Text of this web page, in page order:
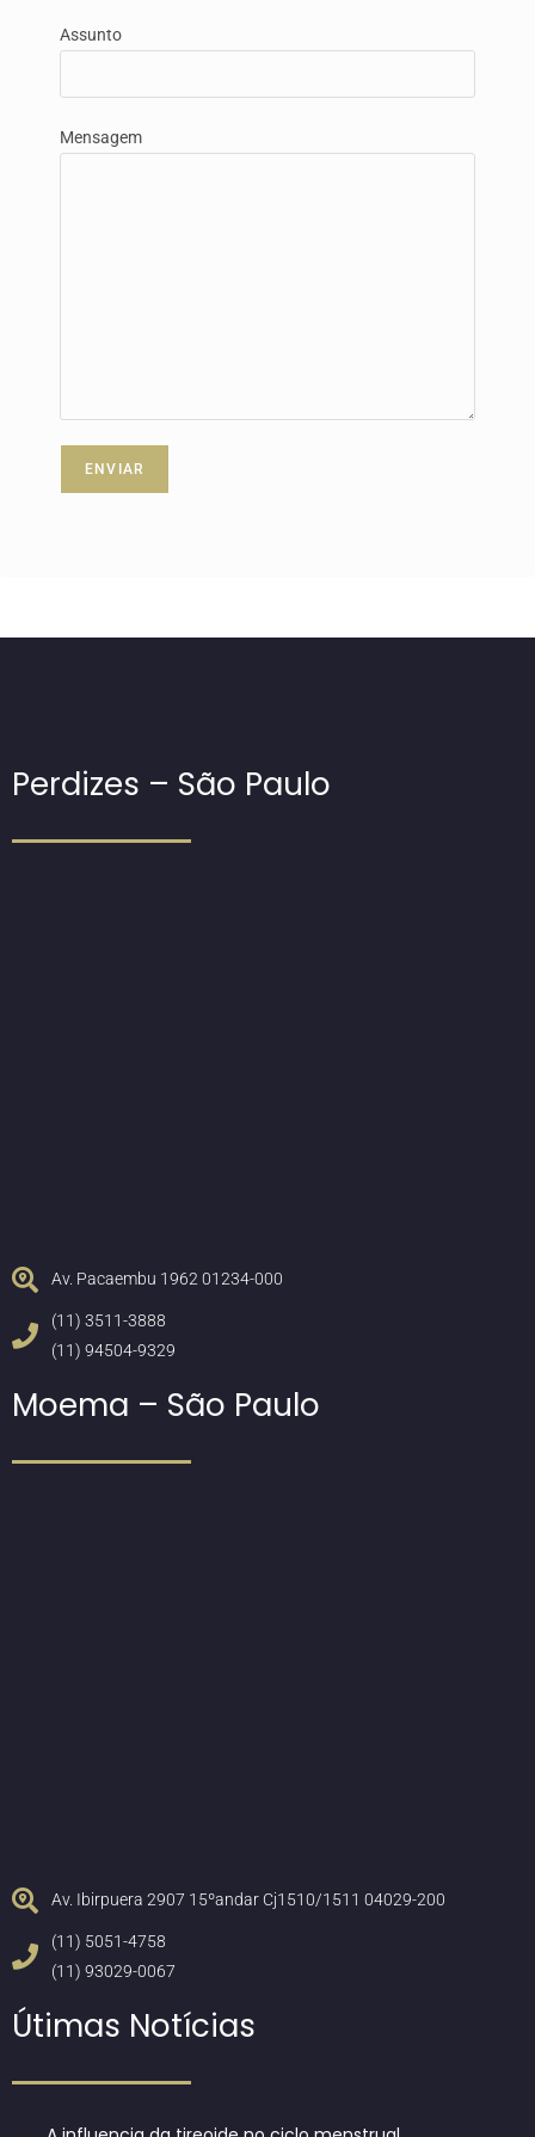
Assunto
Mensagem
Perdizes – São Paulo
Av. Pacaembu 1962 01234-000
(11) 3511-3888
(11) 94504-9329
Moema – São Paulo
Av. Ibirpuera 2907 15ºandar Cj1510/1511 04029-200
(11) 5051-4758
(11) 93029-0067
Útimas Notícias